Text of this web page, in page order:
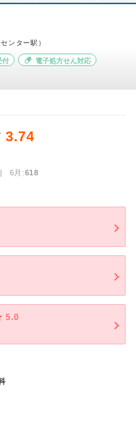
ンター駅）
付 電子処方せん対応
3.74
6月:618
5.0